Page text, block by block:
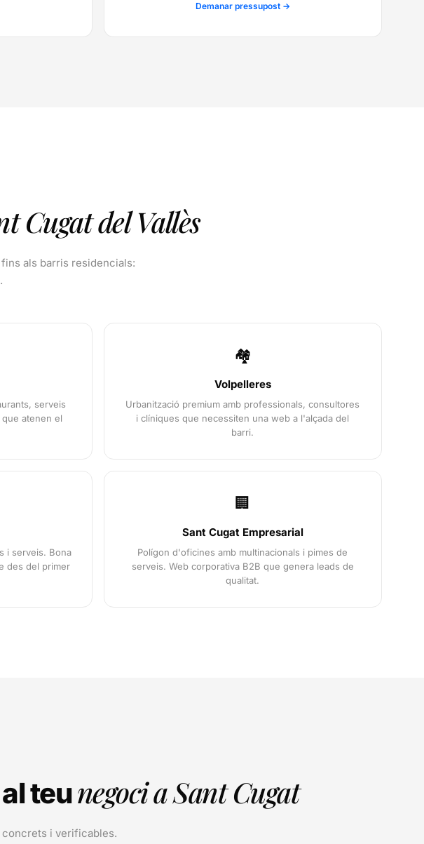
Demanar pressupost →
Cugat del Vallès
als barris residencials:
serveis
atenen el
🏘️
Volpelleres
Urbanització premium amb professionals, consultores
i clíniques que necessiten una web a l'alçada del
barri.
i serveis. Bona
des del primer
🏢
Sant Cugat Empresarial
Polígon d'oficines amb multinacionals i pimes de
serveis. Web corporativa B2B que genera leads de
qualitat.
teunegoci a Sant Cugat
concrets i verificables.